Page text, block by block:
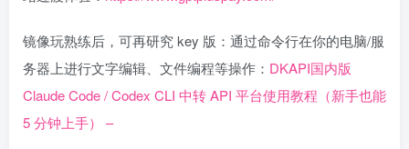
镜像玩熟练后，可再研究 key 版：通过命令行在你的电脑/服
务器上进行文字编辑、文件编程等操作： DKAPI国内版
Claude Code / Codex CLI 中转 API 平台使用教程（新手也能
5 分钟上手） –